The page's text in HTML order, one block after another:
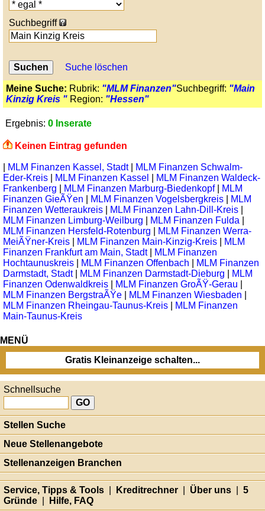
Suchbegriff
Suche löschen
Meine Suche: Rubrik: "MLM Finanzen"Suchbegriff: "Main
Kinzig Kreis " Region: "Hessen"
Ergebnis: 0 Inserate
Keinen Eintrag gefunden
MLM Finanzen Kassel, Stadt|
MLM Finanzen Schwalm-
Eder-Kreis
MLM Finanzen Kassel
MLM Finanzen Waldeck-
Frankenberg
MLM Finanzen Marburg-Biedenkopf|
MLM
Finanzen GieÃŸen
MLM Finanzen Vogelsbergkreis
MLM
Finanzen Wetteraukreis
MLM Finanzen Lahn-Dill-Kreis
MLM Finanzen Limburg-Weilburg
MLM Finanzen Fulda
MLM Finanzen Hersfeld-Rotenburg
MLM Finanzen Werra-
MeiÃŸner-Kreis
MLM Finanzen Main-Kinzig-Kreis
MLM
Finanzen Frankfurt am Main, Stadt|
MLM Finanzen
Hochtaunuskreis
MLM Finanzen Offenbach
MLM Finanzen
Darmstadt, Stadt| MLM Finanzen Darmstadt-Dieburg
MLM
Finanzen Odenwaldkreis
MLM Finanzen GroÃŸ-Gerau
MLM Finanzen BergstraÃŸe
MLM Finanzen Wiesbaden
MLM Finanzen Rheingau-Taunus-Kreis
MLM Finanzen
Main-Taunus-Kreis
MENÜ
Gratis Kleinanzeige schalten...
Schnellsuche
Stellen Suche
Neue Stellenangebote
Stellenanzeigen Branchen
Service, Tipps & Tools Kreditrechner Über uns
5
Gründe
Hilfe, FAQ